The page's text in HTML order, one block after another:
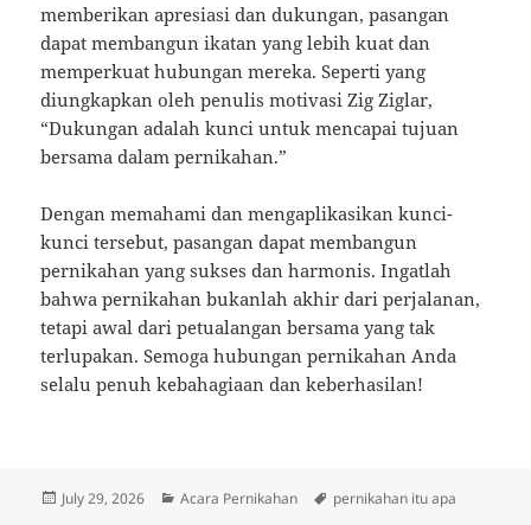
memberikan apresiasi dan dukungan, pasangan
dapat membangun ikatan yang lebih kuat dan
memperkuat hubungan mereka. Seperti yang
diungkapkan oleh penulis motivasi Zig Ziglar,
“Dukungan adalah kunci untuk mencapai tujuan
bersama dalam pernikahan.”
Dengan memahami dan mengaplikasikan kunci-
kunci tersebut, pasangan dapat membangun
pernikahan yang sukses dan harmonis. Ingatlah
bahwa pernikahan bukanlah akhir dari perjalanan,
tetapi awal dari petualangan bersama yang tak
terlupakan. Semoga hubungan pernikahan Anda
selalu penuh kebahagiaan dan keberhasilan!
Posted
July 29, 2026 Categories
Acara Pernikahan Tags
pernikahan itu apa